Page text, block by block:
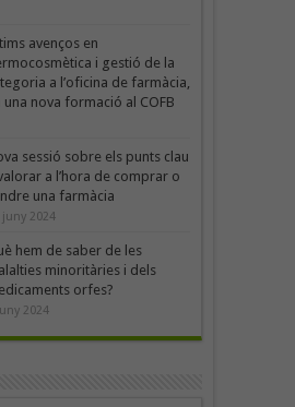
avenços en
i gestió de la
a l’oficina de farmàcia,
una nova formació al COFB
sessió sobre els punts clau
a l’hora de comprar o
una farmàcia
juny 2024
hem de saber de les
minoritàries i dels
orfes?
2024